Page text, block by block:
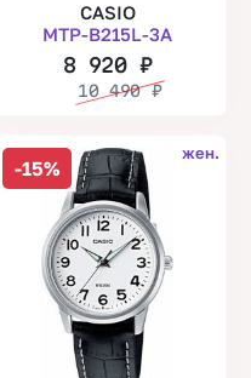
CASIO
MTP-B215L-3A
8 920₽
10 490₽
-15%
жен.